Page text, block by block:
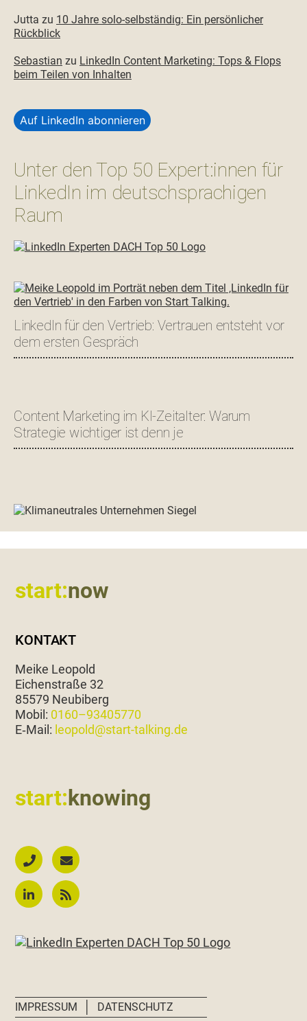
Jutta zu 10 Jahre solo-selbständig: Ein persönlicher
Rückblick
Sebastian zu LinkedIn Content Marketing: Tops & Flops
beim Teilen von Inhalten
Auf LinkedIn abonnieren
Unter den Top 50 Expert:innen für
LinkedIn im deutschsprachigen
Raum
LinkedIn für den Vertrieb: Vertrauen entsteht vor
dem ersten Gespräch
Content Marketing im KI-Zeitalter: Warum
Strategie wichtiger ist denn je
start:now
KONTAKT
Meike Leopold
Eichen­straße 32
85579 Neubiberg
Mobil: 0160–93405770
E‑Mail: leopold@start-talking.de
start:knowing
IMPRESSUM DATENSCHUTZ